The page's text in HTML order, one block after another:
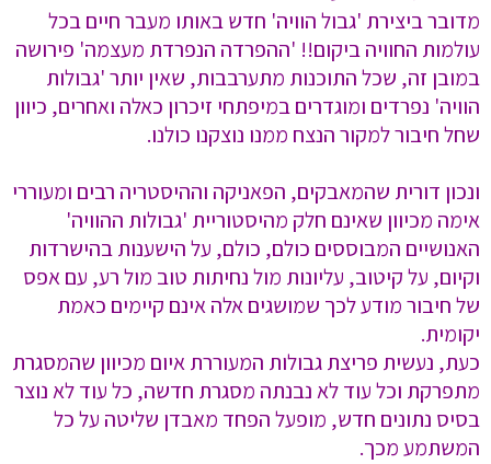
מדובר ביצירת 'גבול הוויה' חדש באותו מעבר חיים בכל
עולמות החוויה ביקום!! 'ההפרדה הנפרדת מעצמה' פירושה
במובן זה, שכל התוכנות מתערבבות, שאין יותר 'גבולות
הוויה' נפרדים ומוגדרים במיפתחי זיכרון כאלה ואחרים, כיוון
שחל חיבור למקור הנצח ממנו נוצקנו כולנו.
ונכון דורית שהמאבקים, הפאניקה וההיסטריה רבים ומעוררי
אימה מכיוון שאינם חלק מהיסטוריית 'גבולות ההוויה'
האנושיים המבוססים כולם, כולם, על הישענות בהישרדות
וקיום, על קיטוב, עליונות מול נחיתות טוב מול רע, עם אפס
של חיבור מודע לכך שמושגים אלה אינם קיימים כאמת
יקומית.
כעת, נעשית פריצת גבולות המעוררת איום מכיוון שהמסגרת
מתפרקת וכל עוד לא נבנתה מסגרת חדשה, כל עוד לא נוצר
בסיס נתונים חדש, מופעל הפחד מאבדן שליטה על כל
המשתמע מכך.